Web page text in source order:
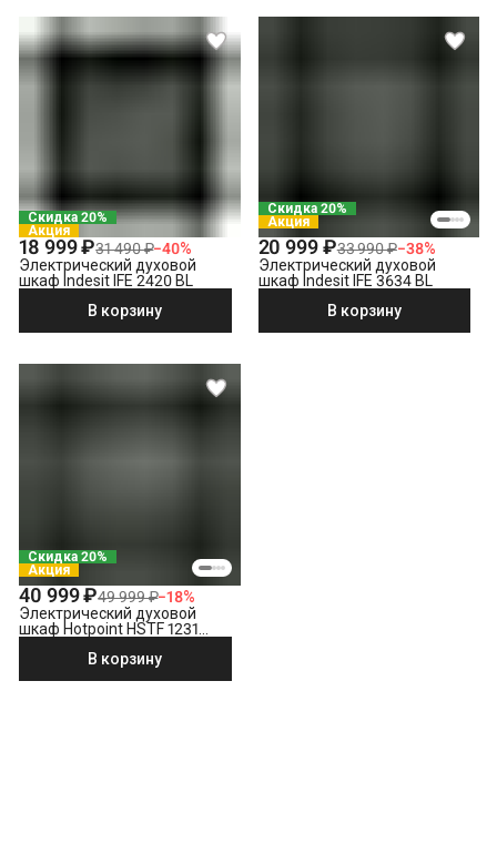
Скидка 20%
Акция
18 999 ₽31 490 ₽−40%
Электрический духовой
шкаф Indesit IFE 2420 BL
В корзину
Скидка 20%
Акция
20 999 ₽33 990 ₽−38%
Электрический духовой
шкаф Indesit IFE 3634 BL
В корзину
Скидка 20%
Акция
40 999 ₽49 999 ₽−18%
Электрический духовой
шкаф Hotpoint HSTF 1231
В корзину